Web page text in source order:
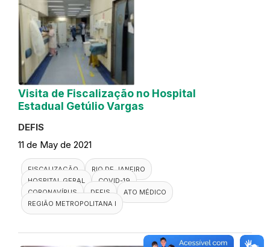
Visita de Fiscalização no Hospital
Estadual Getúlio Vargas
DEFIS
11 de May de 2021
FISCALIZAÇÃO
RIO DE JANEIRO
HOSPITAL GERAL
COVID-19
CORONAVÍRUS
DEFIS
ATO MÉDICO
REGIÃO METROPOLITANA I